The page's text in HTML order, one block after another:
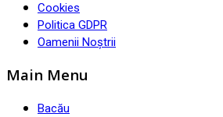
Cookies
Politica GDPR
Oamenii Noștrii
Main Menu
Bacău